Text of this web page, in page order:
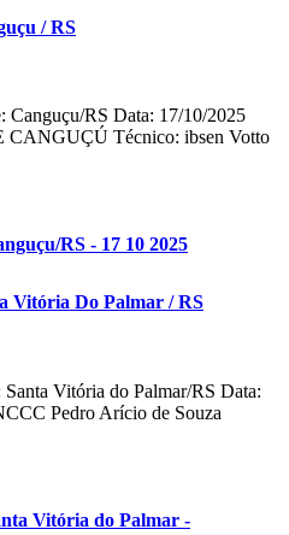
/ RS
RS Data: 17/10/2025
CANGUÇÚ Técnico: ibsen Votto
RS - 17 10 2025
Vitória Do Palmar / RS
Vitória do Palmar/RS Data:
Pedro Arício de Souza
Vitória do Palmar -